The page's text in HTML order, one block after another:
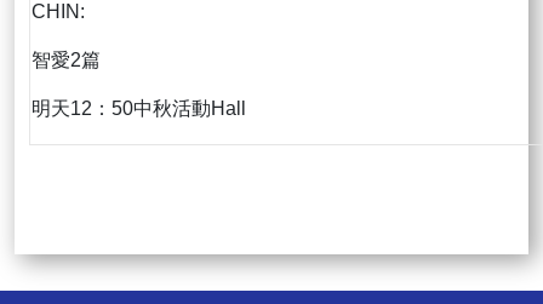
CHIN:
智愛2篇
明天12：50中秋活動Hall